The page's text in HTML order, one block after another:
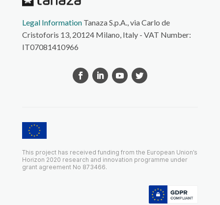
Legal InformationTanaza S.p.A., via Carlo de
Cristoforis 13, 20124 Milano, Italy - VAT Number:
IT07081410966
This project has received funding from the European Union’s
Horizon 2020 research and innovation programme under
grant agreement No 873466.